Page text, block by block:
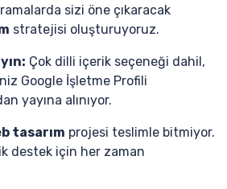
sizi öne çıkaracak
stratejisi oluşturuyoruz.
Çok dilli içerik seçeneği dahil,
Google İşletme Profili
yayına alınıyor.
tasarım projesi teslimle bitmiyor.
destek için her zaman